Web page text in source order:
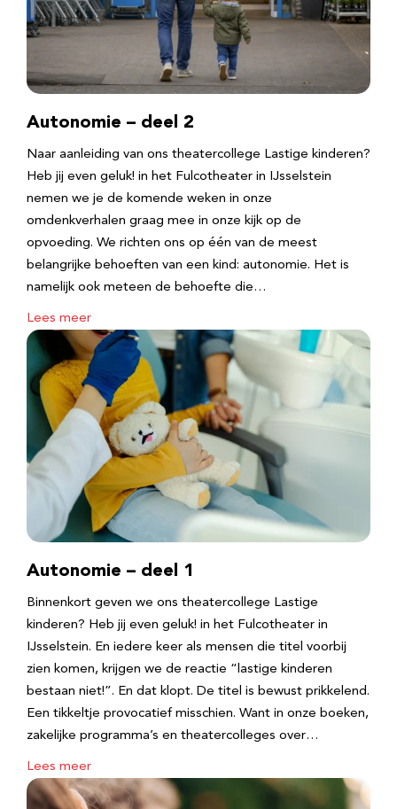
Autonomie – deel 2
Naar aanleiding van ons theatercollege Lastige kinderen?
Heb jij even geluk! in het Fulcotheater in IJsselstein
nemen we je de komende weken in onze
omdenkverhalen graag mee in onze kijk op de
opvoeding. We richten ons op één van de meest
belangrijke behoeften van een kind: autonomie. Het is
namelijk ook meteen de behoefte die…
Lees meer
Autonomie – deel 1
Binnenkort geven we ons theatercollege Lastige
kinderen? Heb jij even geluk! in het Fulcotheater in
IJsselstein. En iedere keer als mensen die titel voorbij
zien komen, krijgen we de reactie “lastige kinderen
bestaan niet!”. En dat klopt. De titel is bewust prikkelend.
Een tikkeltje provocatief misschien. Want in onze boeken,
zakelijke programma’s en theatercolleges over…
Lees meer